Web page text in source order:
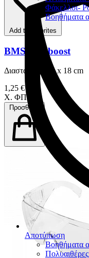
Φάκελλοι-
Βοηθήματα
Αποτύπωση
Βοηθήματα
Πολυαιθέρες
Add to favorites
BMS Krioboost
Διαστάσεις : 14 x 18 cm
1,25 €
Χ. ΦΠΑ
Προσθήκη